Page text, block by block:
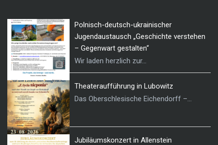
Polnisch-deutsch-ukrainischer
Jugendaustausch „Geschichte verstehen
– Gegenwart gestalten“
Wir laden herzlich zur...
Theateraufführung in Lubowitz
Das Oberschlesische Eichendorff –...
Jubiläumskonzert in Allenstein